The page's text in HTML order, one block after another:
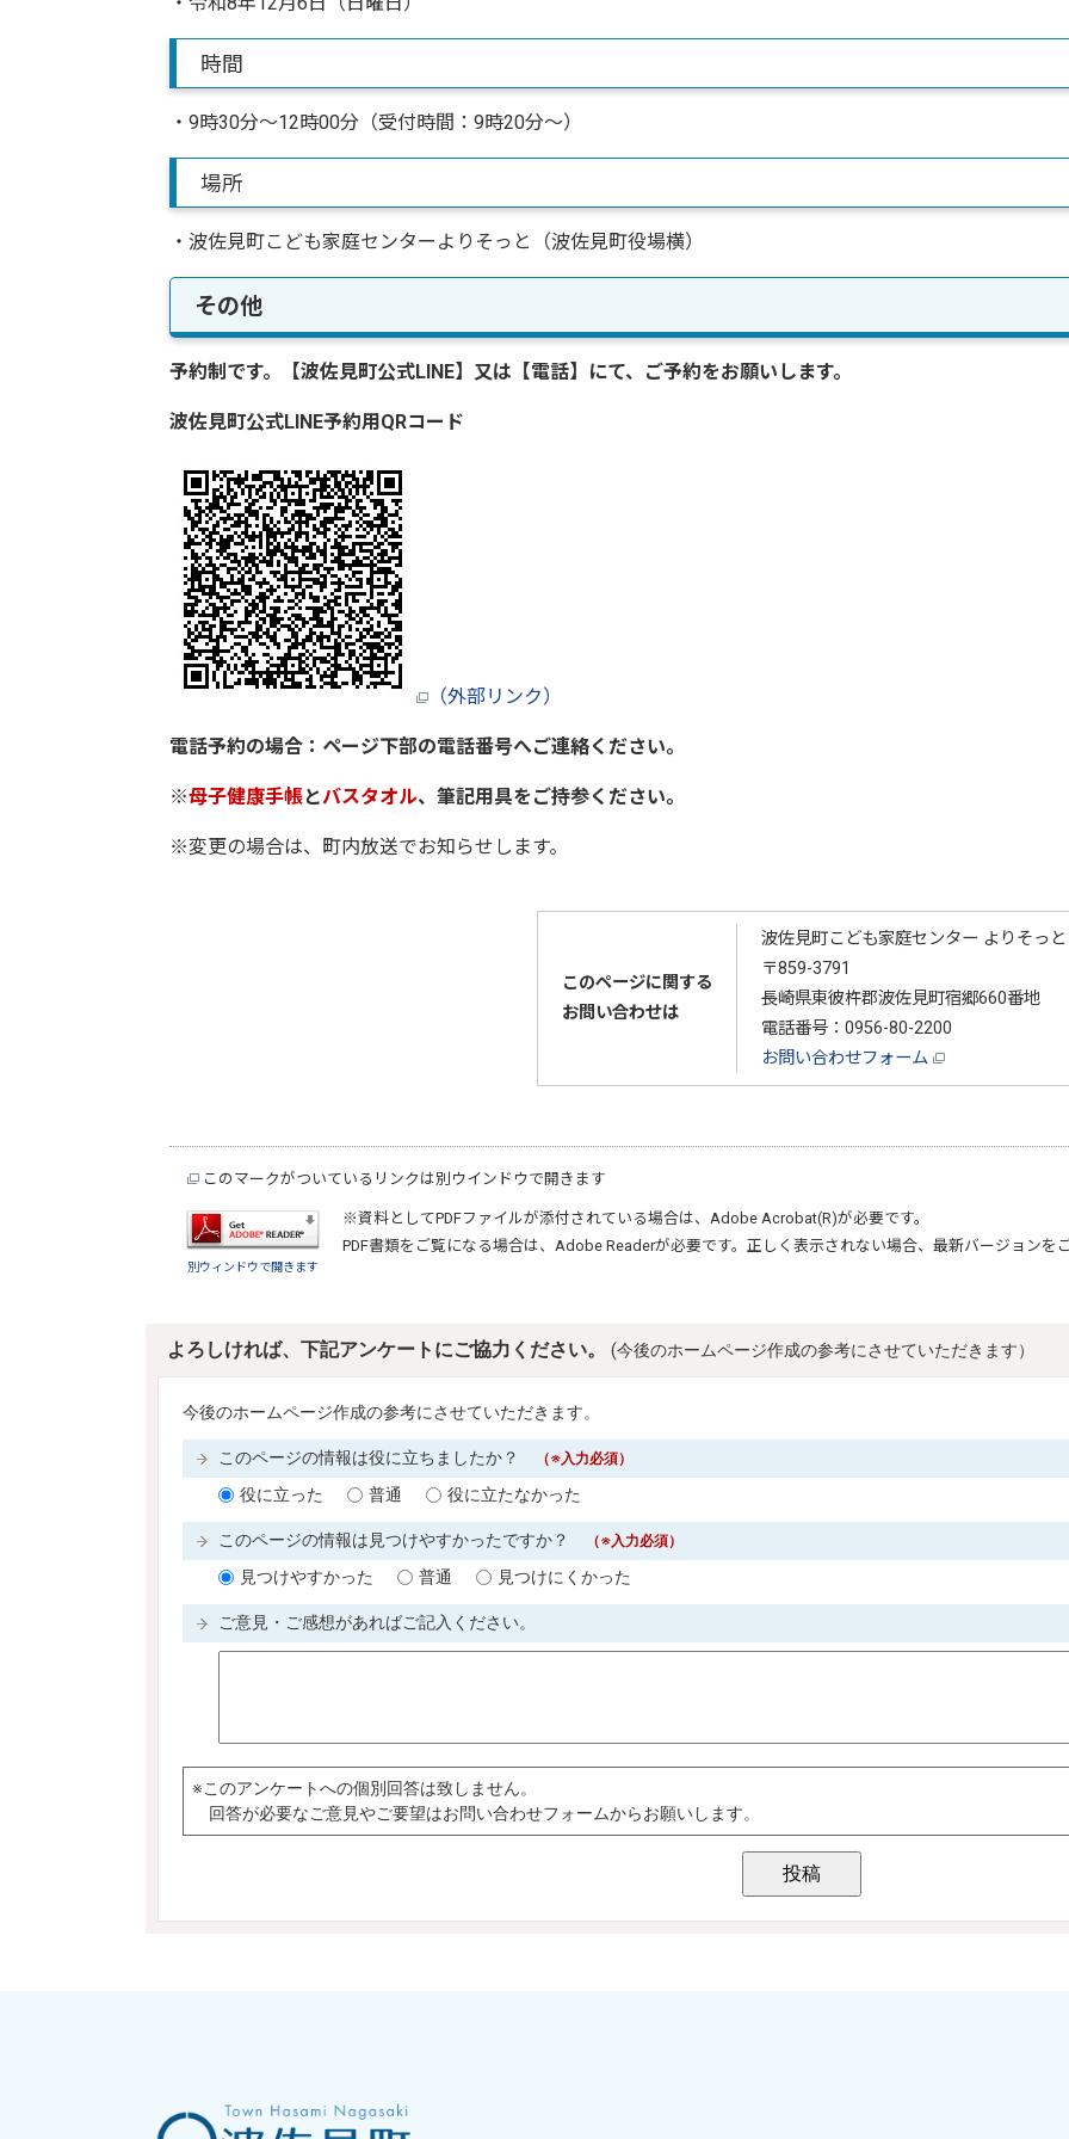
時間
・9時30分～12時00分（受付時間：9時20分～）
場所
・波佐見町こども家庭センターよりそっと（波佐見町役場横）
その他
予約制です。【波佐見町公式LINE】又は【電話】にて、ご予約をお願いします。
波佐見町公式LINE予約用QRコード
（外部リンク）
電話予約の場合：ページ下部の電話番号へご連絡ください。
※母子健康手帳とバスタオル、筆記用具をご持参ください。
※変更の場合は、町内放送でお知らせします。
このページに関する
お問い合わせは
波佐見町こども家庭センター よりそっと
〒859-3791
長崎県東彼杵郡波佐見町宿郷660番地
電話番号： 0956-80-2200
お問い合わせフォーム
このマークがついているリンクは別ウインドウで開きます
別ウィンドウで開きます
※資料としてPDFファイルが添付されている場合は、 Adobe Acrobat(R)が必要です。
PDF書類をご覧になる場合は、 Adobe Readerが必要です。正しく表示されない場合、最新バージョンを